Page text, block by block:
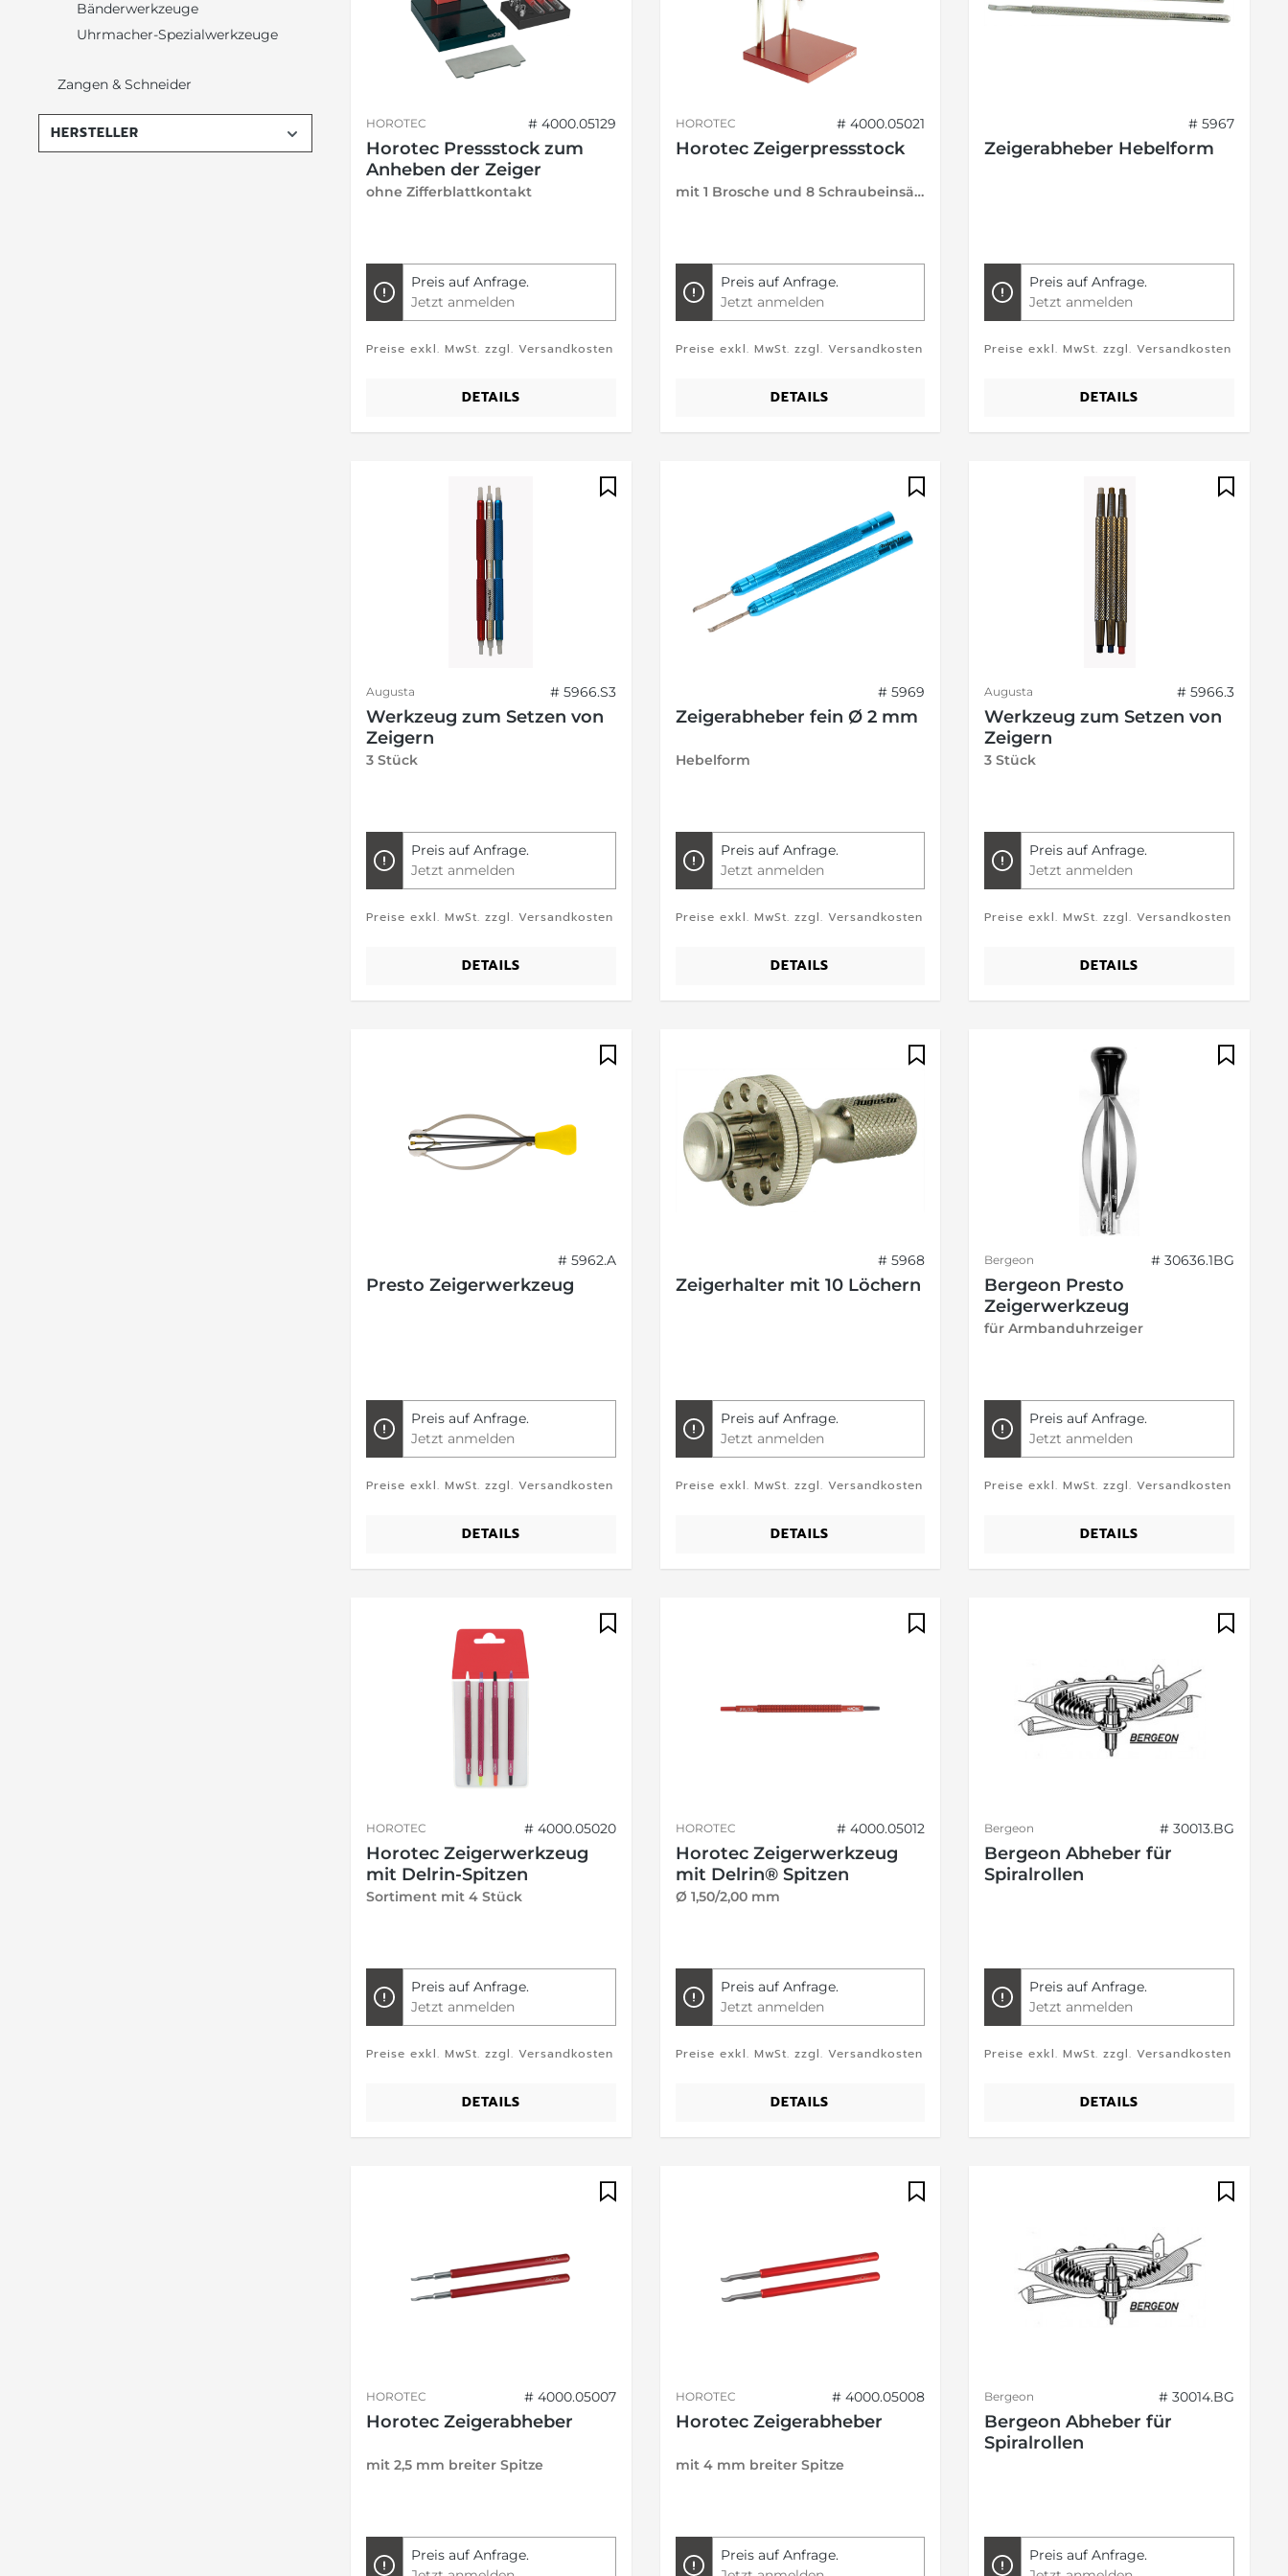
Bänderwerkzeuge
Uhrmacher-Spezialwerkzeuge
Zangen & Schneider
HERSTELLER HOROTEC # 4000.05129
Horotec Pressstock zum
Anheben der Zeiger
ohne Zifferblattkontakt
Preis auf Anfrage.
Jetzt anmelden
Preise exkl. MwSt. zzgl. Versandkosten
DETAILS
HOROTEC # 4000.05021
Horotec Zeigerpressstock
mit 1 Brosche und 8 Schraubeinsätzen
Preis auf Anfrage.
Jetzt anmelden
Preise exkl. MwSt. zzgl. Versandkosten
DETAILS
# 5967
Zeigerabheber Hebelform
Preis auf Anfrage.
Jetzt anmelden
Preise exkl. MwSt. zzgl. Versandkosten
DETAILS
Augusta # 5966.S3
Werkzeug zum Setzen von
Zeigern
3 Stück
Preis auf Anfrage.
Jetzt anmelden
Preise exkl. MwSt. zzgl. Versandkosten
DETAILS
# 5969
Zeigerabheber fein Ø 2 mm
Hebelform
Preis auf Anfrage.
Jetzt anmelden
Preise exkl. MwSt. zzgl. Versandkosten
DETAILS
Augusta # 5966.3
Werkzeug zum Setzen von
Zeigern
3 Stück
Preis auf Anfrage.
Jetzt anmelden
Preise exkl. MwSt. zzgl. Versandkosten
DETAILS
# 5962.A
Presto Zeigerwerkzeug
Preis auf Anfrage.
Jetzt anmelden
Preise exkl. MwSt. zzgl. Versandkosten
DETAILS
# 5968
Zeigerhalter mit 10 Löchern
Preis auf Anfrage.
Jetzt anmelden
Preise exkl. MwSt. zzgl. Versandkosten
DETAILS
Bergeon # 30636.1BG
Bergeon Presto
Zeigerwerkzeug
für Armbanduhrzeiger
Preis auf Anfrage.
Jetzt anmelden
Preise exkl. MwSt. zzgl. Versandkosten
DETAILS
HOROTEC # 4000.05020
Horotec Zeigerwerkzeug
mit Delrin-Spitzen
Sortiment mit 4 Stück
Preis auf Anfrage.
Jetzt anmelden
Preise exkl. MwSt. zzgl. Versandkosten
DETAILS
HOROTEC # 4000.05012
Horotec Zeigerwerkzeug
mit Delrin® Spitzen
Ø 1,50/2,00 mm
Preis auf Anfrage.
Jetzt anmelden
Preise exkl. MwSt. zzgl. Versandkosten
DETAILS
Bergeon # 30013.BG
Bergeon Abheber für
Spiralrollen
Preis auf Anfrage.
Jetzt anmelden
Preise exkl. MwSt. zzgl. Versandkosten
DETAILS
HOROTEC # 4000.05007
Horotec Zeigerabheber
mit 2,5 mm breiter Spitze
Preis auf Anfrage.
HOROTEC # 4000.05008
Horotec Zeigerabheber
mit 4 mm breiter Spitze
Preis auf Anfrage.
Bergeon # 30014.BG
Bergeon Abheber für
Spiralrollen
Preis auf Anfrage.